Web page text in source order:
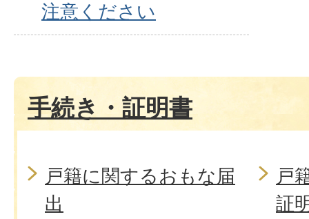
注意ください
手続き・証明書
戸籍に関するおもな届
出
戸
証